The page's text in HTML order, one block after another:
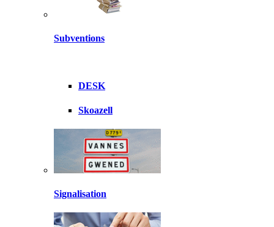
Subventions
DESK
Skoazell
Signalisation